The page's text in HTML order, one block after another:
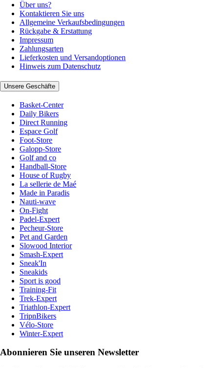
Über uns?
Kontaktieren Sie uns
Allgemeine Verkaufsbedingungen
Rückgabe & Erstattung
Impressum
Zahlungsarten
Lieferkosten und Versandoptionen
Hinweis zum Datenschutz
Unsere Geschäfte
Basket-Center
Daily Bikers
Direct Running
Espace Golf
Foot-Store
Galopp-Store
Golf and co
Handball-Store
House of Rugby
La sellerie de Maé
Made in Paradis
Nauti-wave
On-Fight
Padel-Expert
Pecheur-Store
Pet and Garden
Slowood Interior
Smash-Expert
Sneak'In
Sneakids
Sport is good
Training-Fit
Trek-Expert
Triathlon-Expert
TripnBikers
Vélo-Store
Winter-Expert
Abonnieren Sie unseren Newsletter